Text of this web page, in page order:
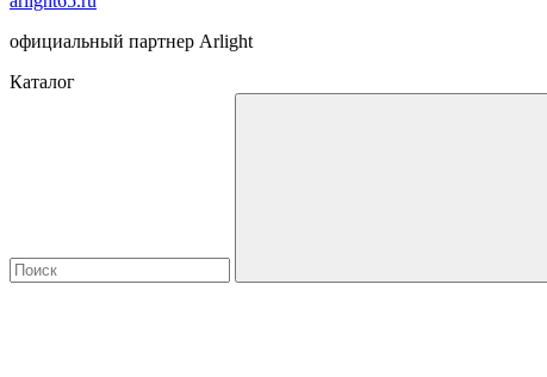
официальный партнер Arlight
Каталог